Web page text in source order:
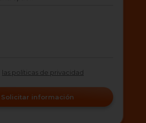
las políticas de privacidad
Solicitar información